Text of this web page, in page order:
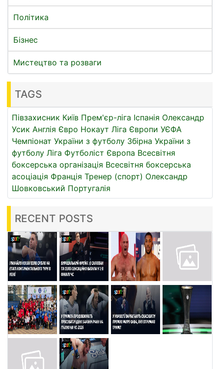
Політика
Бізнес
Мистецтво та розваги
TAGS
Півзахисник Київ Прем'єр-ліга Іспанія Олександр
Усик Англія Євро Нокаут Ліга Європи УЄФА
Чемпіонат України з футболу Збірна України з
футболу Ліга Футболіст Європа Всесвітня
боксерська організація Всесвітня боксерська
асоціація Франція Тренер (спорт) Олександр
Шовковський Португалія
RECENT POSTS